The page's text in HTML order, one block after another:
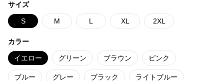
サイズ
S M L XL 2XL
カラー
イエロー グリーン ブラウン ピンク
ブルー グレー ブラック ライトブルー